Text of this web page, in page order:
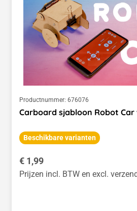
Productnummer: 676076
Carboard sjabloon Robot
Beschikbare varianten
Normale prijs:
€ 1,99
Prijzen incl. BTW en excl.